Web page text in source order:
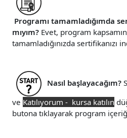
Programı tamamladığımda
mıyım? Evet, program
tamamladığınızda sertifikanızı
Nasıl başlayacağım?
ve Katılıyorum - kursa katılın
butona tıklayarak program